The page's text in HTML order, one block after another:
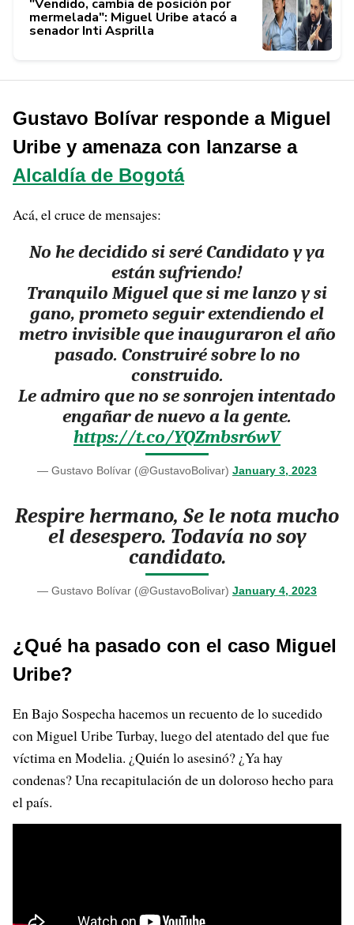
"Vendido, cambia de posición por
mermelada": Miguel Uribe atacó a
senador Inti Asprilla
Gustavo Bolívar responde a Miguel
Uribe y amenaza con lanzarse a
Alcaldía de Bogotá
Acá, el cruce de mensajes:
No he decidido si seré Candidato y ya
están sufriendo!
Tranquilo Miguel que si me lanzo y si
gano, prometo seguir extendiendo el
metro invisible que inauguraron el año
pasado. Construiré sobre lo no
construido.
Le admiro que no se sonrojen intentado
engañar de nuevo a la gente.
https://t.co/YQZmbsr6wV
— Gustavo Bolívar (@GustavoBolivar) January 3, 2023
Respire hermano, Se le nota mucho
el desespero. Todavía no soy
candidato.
— Gustavo Bolívar (@GustavoBolivar) January 4, 2023
¿Qué ha pasado con el caso Miguel
Uribe?
En Bajo Sospecha hacemos un recuento de lo sucedido
con Miguel Uribe Turbay, luego del atentado del que fue
víctima en Modelia. ¿Quién lo asesinó? ¿Ya hay
condenas? Una recapitulación de un doloroso hecho para
el país.